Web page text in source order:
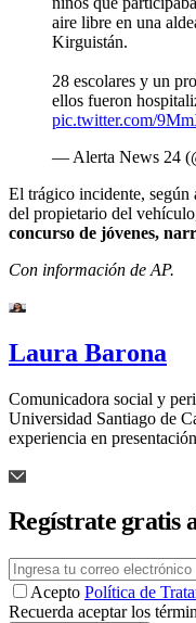
aire libre en una
Kirguistán.
28 escolares y un
ellos fueron
pic.twitter.com/
— Alerta News 24
El trágico incidente, según
del propietario del
concurso de jóvenes,
Con información de AP.
Laura Barona
Comunicadora social y
Universidad Santiago de
experiencia en
Regístrate gratis
Acepto Política de
Recuerda aceptar los